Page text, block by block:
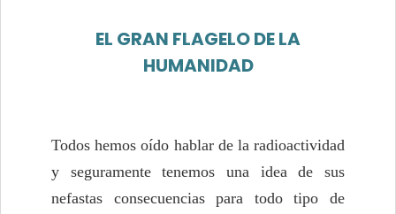
EL GRAN FLAGELO DE LA
HUMANIDAD
Todos hemos oído hablar de la radioactividad
y seguramente tenemos una idea de sus
nefastas consecuencias para todo tipo de